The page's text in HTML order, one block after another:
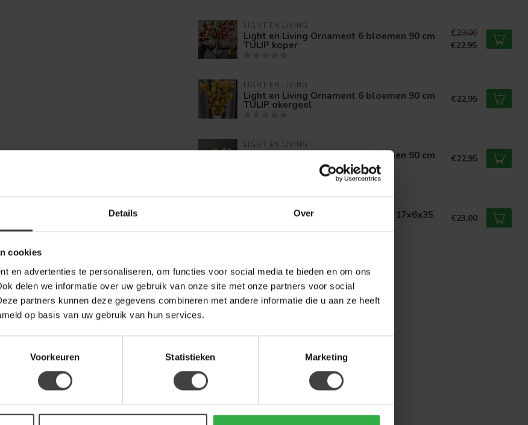
Details Over
cookies
en advertenties te personaliseren, om functies voor social media te bieden en om ons
delen we informatie over uw gebruik van onze site met onze partners voor social
partners kunnen deze gegevens combineren met andere informatie die u aan ze heeft
op basis van uw gebruik van hun services.
Voorkeuren Statistieken Marketing
LIGHT EN LIVING
Light en Living Ornament 6 bloemen 90 cm
TULIP koper
€29,00
€22,95
LIGHT EN LIVING
Light en Living Ornament 6 bloemen 90 cm
TULIP okergeel €22,95
LIGHT EN LIVING
Light en Living Ornament 6 bloemen 90 cm €22,95
Light en Living Ornament op voet 17x6x35 €23,00